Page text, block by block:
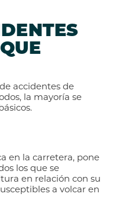
accidentes de
la mayoría se
en la carretera, pone
los que se
en relación con su
a volcar en